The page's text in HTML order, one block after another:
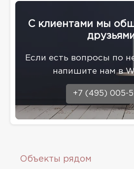
С клиентами мы
Eсли есть вопросы по
напишите нам в
+7 (495) 005-
Объекты рядом